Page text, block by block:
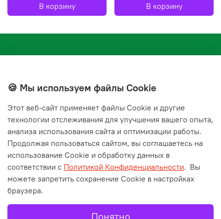
В корзину В корзину
+7(843) 210-20-24
Мы в соц. сетях
🍪 Мы используем файлы Cookie
Этот веб‑сайт применяет файлы Cookie и другие
технологии отслеживания для улучшения вашего опыта,
анализа использования сайта и оптимизации работы.
Продолжая пользоваться сайтом, вы соглашаетесь на
использование Cookie и обработку данных в
соответствии с Политикой Конфиденциальности. Вы
можете запретить сохранение Cookie в настройках
браузера.
Понятно